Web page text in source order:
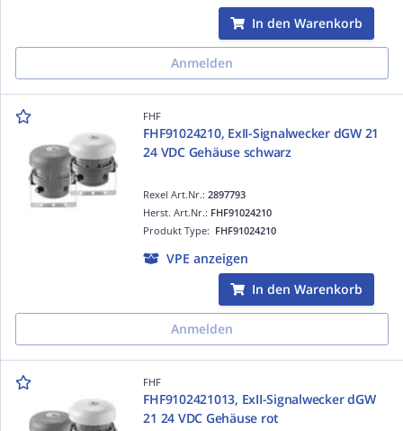
In den Warenkorb
Anmelden
FHF
FHF91024210, ExII-Signalwecker dGW 21
24 VDC Gehäuse schwarz
Rexel Art.Nr.:2897793
Produkt Type: FHF91024210
Herst. Art.Nr.: FHF91024210
VPE anzeigen
In den Warenkorb
Anmelden
FHF
FHF9102421013, ExII-Signalwecker dGW
21 24 VDC Gehäuse rot